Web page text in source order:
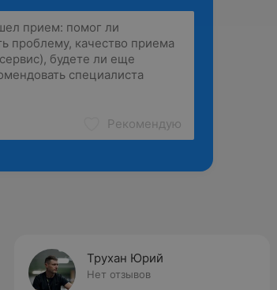
Рекомендую
Трухан Юрий
Нет отзывов